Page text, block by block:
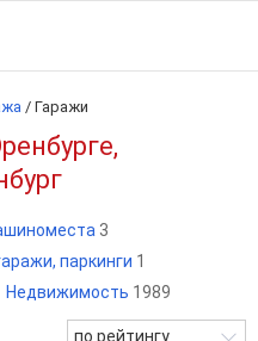
/ Гаражи
3
паркинги 1
Недвижимость 1989
по рейтингу